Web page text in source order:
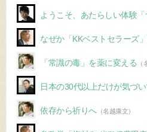
ようこそ、あたらしい体験
なぜか「KKベストセラーズ
「常識の毒」を薬に変える （
日本の30代以上だけが気づ
依存から祈りへ（名越康文）